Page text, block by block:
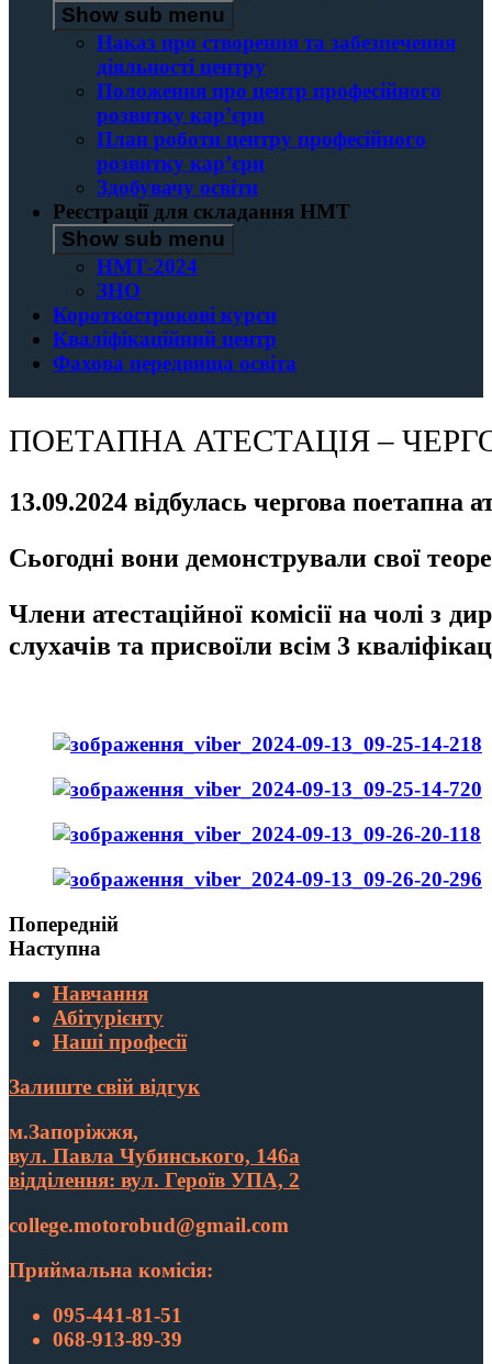
Show sub menu
Наказ про створення та забезпечення
діяльності центру
Положення про центр професійного
розвитку кар’єри
План роботи центру професійного
розвитку кар’єри
Здобувачу освіти
Реєстрації для складання НМТ
Show sub menu
НМТ-2024
ЗНО
Короткострокові курси
Кваліфікаційний центр
Фахова передвища освіта
ПОЕТАПНА АТЕСТАЦІЯ –
ㅤㅤ13.09.2024 відбулась чергова
ㅤㅤСьогодні вони демонстрували свої
ㅤㅤЧлени атестаційної комісії на
слухачів та присвоїли всім 3
Попередній
Наступна
Навчання
Абітурієнту
Наші професії
Залиште свій відгук
м.Запоріжжя,
вул. Павла Чубинського, 146а
відділення: вул. Героїв УПА, 2
college.motorobud@gmail.com
Приймальна комісія:
095-441-81-51
068-913-89-39